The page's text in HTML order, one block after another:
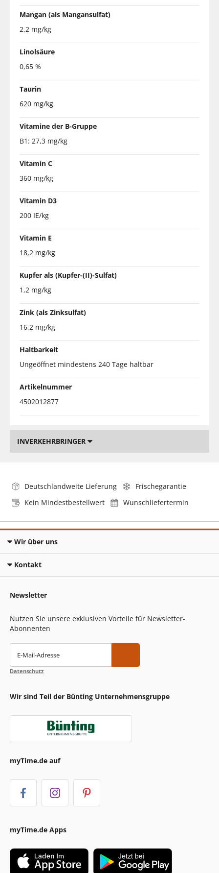
Mangan (als Mangansulfat)
2,2 mg/kg
Linolsäure
0,65 %
Taurin
620 mg/kg
Vitamine der B-Gruppe
B1: 27,3 mg/kg
Vitamin C
360 mg/kg
Vitamin D3
200 IE/kg
Vitamin E
18,2 mg/kg
Kupfer als (Kupfer-(II)-Sulfat)
1,2 mg/kg
Zink (als Zinksulfat)
16,2 mg/kg
Haltbarkeit
Ungeöffnet mindestens 240 Tage haltbar
Artikelnummer
4502012877
INVERKEHRBRINGER
Deutschlandweite Lieferung
Frischegarantie
Kein Mindestbestellwert
Wunschliefertermin
Wir über uns
Kontakt
Newsletter
Nutzen Sie unsere exklusiven Vorteile für Newsletter-
Abonnenten
E-Mail-Adresse
Datenschutz
Wir sind Teil der Bünting Unternehmensgruppe
myTime.de auf
myTime.de Apps